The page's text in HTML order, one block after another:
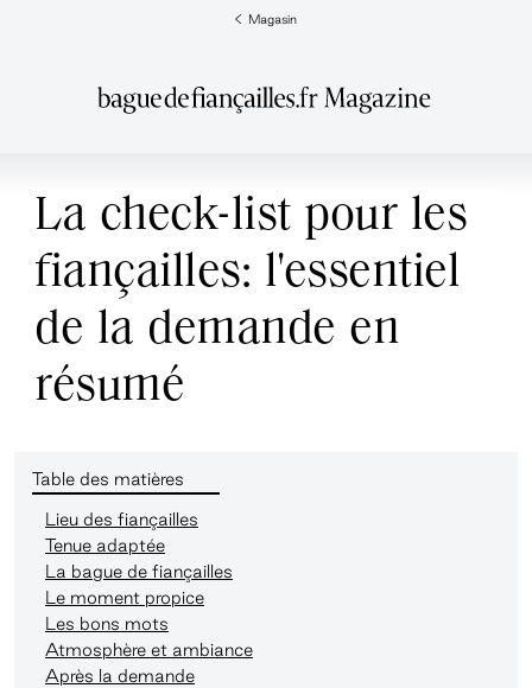
Magasin
La check-list pour les
fiançailles: l'essentiel
de la demande en
résumé
Table des matières
Lieu des fiançailles
Tenue adaptée
La bague de fiançailles
Le moment propice
Les bons mots
Atmosphère et ambiance
Après la demande